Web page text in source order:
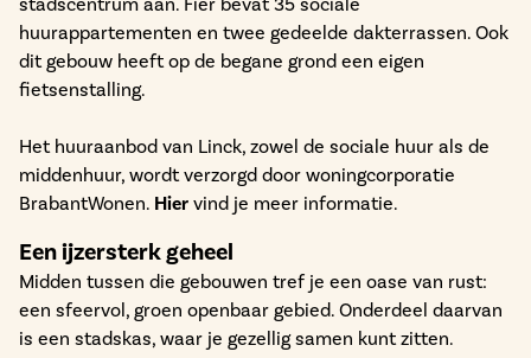
stadscentrum aan. Fier bevat 35 sociale
huurappartementen en twee gedeelde dakterrassen. Ook
dit gebouw heeft op de begane grond een eigen
fietsenstalling.
Het huuraanbod van Linck, zowel de sociale huur als de
middenhuur, wordt verzorgd door woningcorporatie
BrabantWonen. Hier vind je meer informatie.
Een ijzersterk geheel
Midden tussen die gebouwen tref je een oase van rust:
een sfeervol, groen openbaar gebied. Onderdeel daarvan
is een stadskas, waar je gezellig samen kunt zitten.